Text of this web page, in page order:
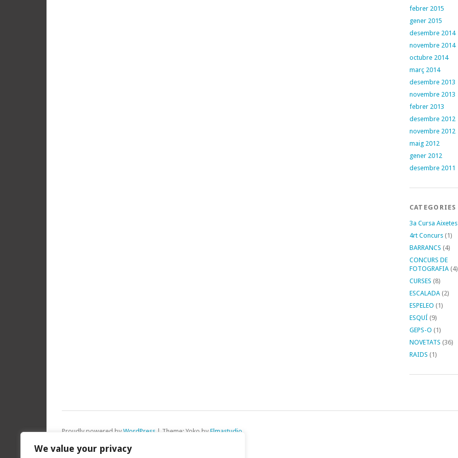
We value your privacy
febrer 2015
gener 2015
desembre 2014
novembre 2014
octubre 2014
març 2014
desembre 2013
novembre 2013
febrer 2013
desembre 2012
novembre 2012
maig 2012
gener 2012
desembre 2011
CATEGORIES
3a Cursa Aixetes
4rt Concurs(1)
BARRANCS (4)
CONCURS DE
FOTOGRAFIA(4)
CURSES (8)
ESCALADA(2)
ESPELEO (1)
ESQUÍ (9)
GEPS-O (1)
NOVETATS (36)
RAIDS (1)
Proudly powered by WordPress | Theme: Yoko by Elmastudio